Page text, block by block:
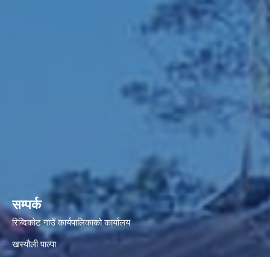
सम्पर्क
रिब्दिकोट गाउँ कार्यपालिकाको कार्यालय
खस्यौली पाल्पा